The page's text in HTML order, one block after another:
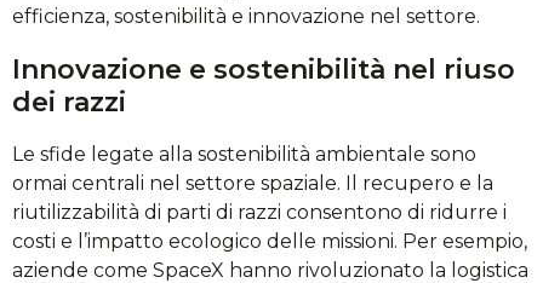
efficienza, sostenibilità e innovazione nel settore.
Innovazione e sostenibilità nel riuso
dei razzi
Le sfide legate alla sostenibilità ambientale sono
ormai centrali nel settore spaziale. Il recupero e la
riutilizzabilità di parti di razzi consentono di ridurre i
costi e l’impatto ecologico delle missioni. Per esempio,
aziende come SpaceX hanno rivoluzionato la logistica